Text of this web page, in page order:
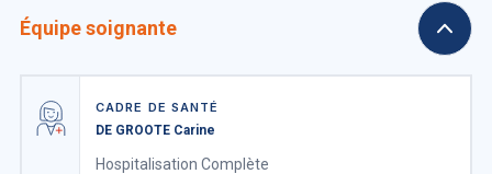
Équipe soignante
CADRE DE SANTÉ
DE GROOTE Carine
Hospitalisation Complète